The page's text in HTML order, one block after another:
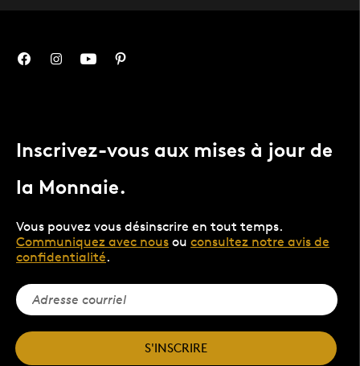
Inscrivez-vous aux mises à jour de
la Monnaie.
Vous pouvez vous désinscrire en tout temps.
Communiquez avec nous ou consultez notre avis de
confidentialité.
S'INSCRIRE